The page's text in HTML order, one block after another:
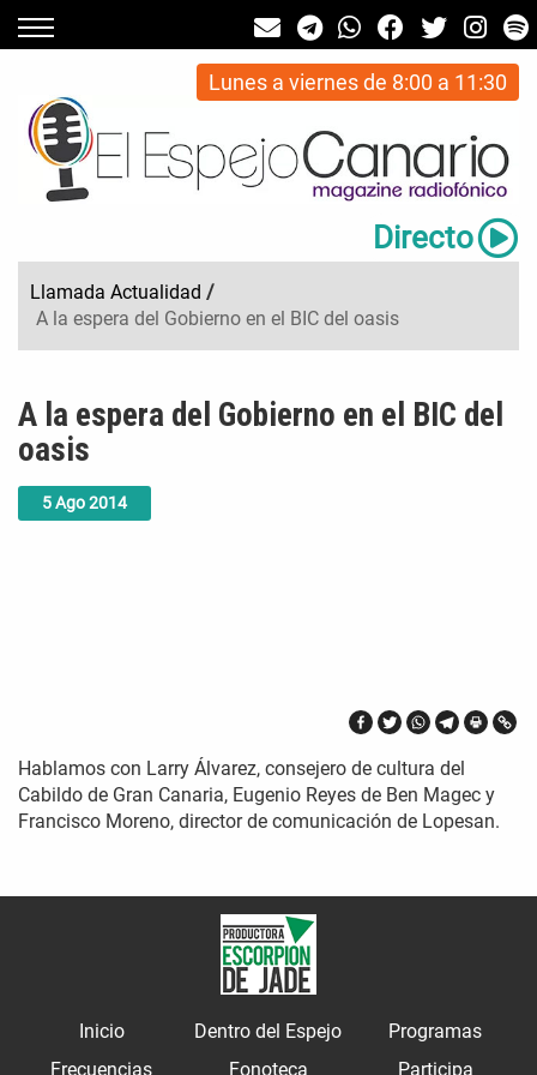
Lunes a viernes de 8:00 a 11:30
Directo
Llamada Actualidad /
A la espera del Gobierno en el BIC del oasis
5Ago2014
A la espera del Gobierno en el BIC del
oasis
Hablamos con Larry Álvarez, consejero de cultura del
Cabildo de Gran Canaria, Eugenio Reyes de Ben Magec y
Francisco Moreno, director de comunicación de Lopesan.
Inicio Dentro del Espejo
Programas
Frecuencias
Fonoteca Participa